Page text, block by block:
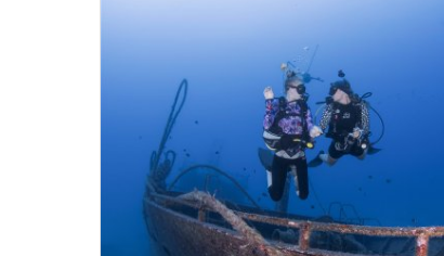
Identify devices based on information actively requested